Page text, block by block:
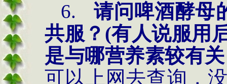
6.
请问啤酒酵母
共服？(有人说服用
是与哪营养素较有
可以上网去查询，